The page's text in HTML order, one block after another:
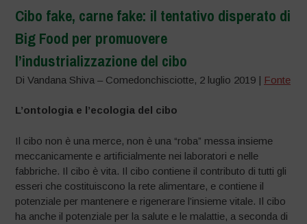
Cibo fake, carne fake: il tentativo disperato di
Big Food per promuovere
l’industrializzazione del cibo
Di Vandana Shiva – Comedonchisciotte, 2 luglio 2019 | Fonte
L’ontologia e l’ecologia del cibo
Il cibo non è una merce, non è una “roba” messa insieme
meccanicamente e artificialmente nei laboratori e nelle
fabbriche. Il cibo è vita. Il cibo contiene il contributo di tutti gli
esseri che costituiscono la rete alimentare, e contiene il
potenziale per mantenere e rigenerare l’insieme vitale. Il cibo
ha anche il potenziale per la salute e le malattie, a seconda di